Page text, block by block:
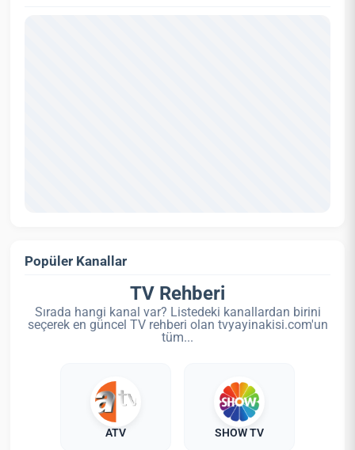
Popüler Kanallar
TV Rehberi
Sırada hangi kanal var? Listedeki kanallardan birini
seçerek en güncel TV rehberi olan tvyayinakisi.com'un
tüm...
ATV SHOW TV